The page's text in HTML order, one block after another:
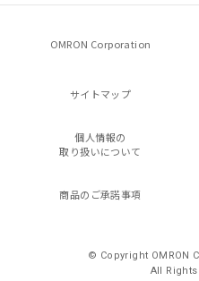
OMRON Corporation
サイトマップ
個人情報の
取り扱いについて
商品のご承諾事項
© Copyright OMRON
All